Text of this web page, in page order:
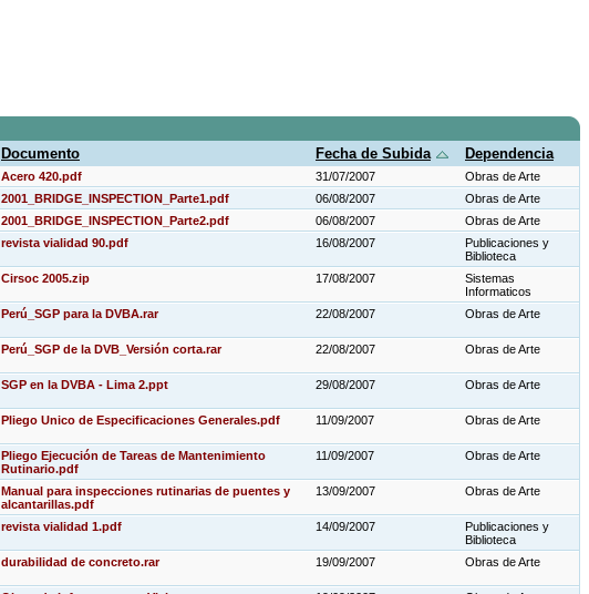
Documento Fecha de Subida Dependencia
Acero 420.pdf 31/07/2007
Obras de Arte
2001_BRIDGE_INSPECTION_Parte1.pdf 06/08/2007
Obras de Arte
2001_BRIDGE_INSPECTION_Parte2.pdf 06/08/2007
Obras de Arte
revista vialidad 90.pdf 16/08/2007
Publicaciones y
Biblioteca
Cirsoc 2005.zip 17/08/2007
Sistemas
Informaticos
Perú_SGP para la DVBA.rar 22/08/2007 Obras de Arte
Perú_SGP de la DVB_Versión corta.rar 22/08/2007 Obras de Arte
SGP en la DVBA - Lima 2.ppt 29/08/2007 Obras de Arte
Pliego Unico de Especificaciones Generales.pdf 11/09/2007 Obras de Arte
Pliego Ejecución de Tareas de Mantenimiento
Rutinario.pdf
11/09/2007 Obras de Arte
Manual para inspecciones rutinarias de puentes y
alcantarillas.pdf
13/09/2007 Obras de Arte
revista vialidad 1.pdf 14/09/2007
Publicaciones y
Biblioteca
durabilidad de concreto.rar 19/09/2007 Obras de Arte